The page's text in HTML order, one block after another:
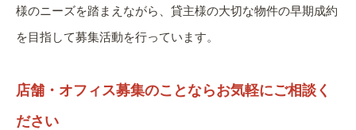
様のニーズを踏まえながら、貸主様の大切な物件の早期成約
を目指して募集活動を行っています。
店舗・オフィス募集のことならお気軽にご相談く
ださい